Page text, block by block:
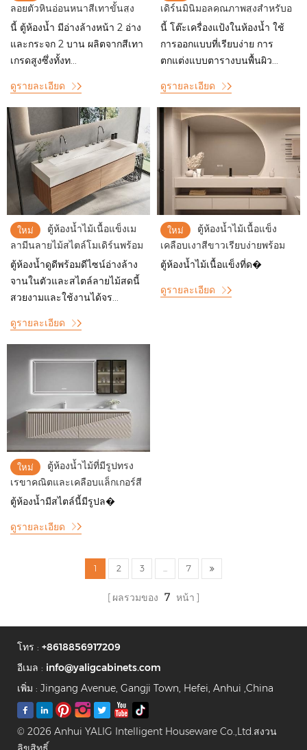
ลอยตัวหินอ่อนหนาสีเทาขั้นสูง
สไตล์หรูหราระดับสูงจากอิตาลี
นี้ ตู้ห้องน้ำ มีอ่างล้างหน้า 2 อ่าง
และกระจก 2 บาน ผลิตจากสีเทา
เกรดสูงซึ่งทั้งท...
ดูรายละเอียด
เดิร์นมินิมอลคุณภาพสูงสำหรับอ
พาร์ทเมนต์ขนาดใหญ่
นี้ โต๊ะเครื่องแป้งในห้องน้ำ ใช้
การออกแบบที่เรียบง่าย การ
ตกแต่งแบบตารางบนพื้นผิว...
ดูรายละเอียด
ใหม่
ตู้ห้องน้ำไม้เนื้อแข็งเม
ลามีนลายไม้สไตล์โมเดิร์นพร้อม
การออกแบบอ่างล้างจานแบบ
รวม
ตู้ห้องน้ำดูดีพร้อมดีไซน์อ่างล้าง
จานในตัวและสไตล์ลายไม้สดนี้
สวยงามและใช้งานได้จร...
ดูรายละเอียด
ใหม่
ตู้ห้องน้ำไม้เนื้อแข็ง
เคลือบเงาสีขาวเรียบง่ายพร้อม
เคาน์เตอร์หินเผา
ตู้ห้องน้ำไม้เนื้อแข็งที่ด�
ดูรายละเอียด
ใหม่
ตู้ห้องน้ำไม้ที่มีรูปทรง
เรขาคณิตและเคลือบแล็กเกอร์สี
อ่อนในสไตล์โมเดิร์น
ตู้ห้องน้ำมีสไตล์นี้มีรูปล�
ดูรายละเอียด
1 2 3 7
ผลรวมของ 7 หน้า
โทร : +8618856917209
อีเมล : info@yaligcabinets.com
เพิ่ม : Jingang Avenue, Gangji Town, Hefei, Anhui ,China
© 2026 Anhui YALIG Intelligent Houseware Co.,Ltd.สงวน